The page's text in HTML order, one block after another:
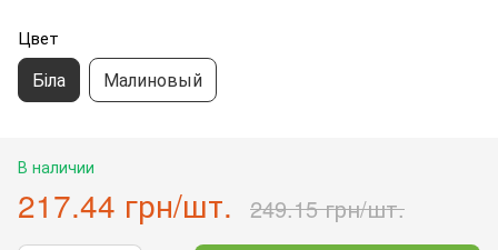
Цвет
Біла Малиновый
В наличии
217.44 грн/шт. 249.15 грн/шт.